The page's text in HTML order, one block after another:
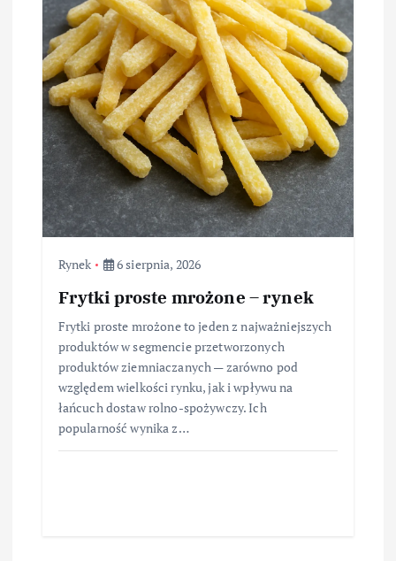
Rynek 6 sierpnia, 2026
Frytki proste mrożone – rynek
Frytki proste mrożone to jeden z najważniejszych
produktów w segmencie przetworzonych
produktów ziemniaczanych — zarówno pod
względem wielkości rynku, jak i wpływu na
łańcuch dostaw rolno-spożywczy. Ich
popularność wynika z…